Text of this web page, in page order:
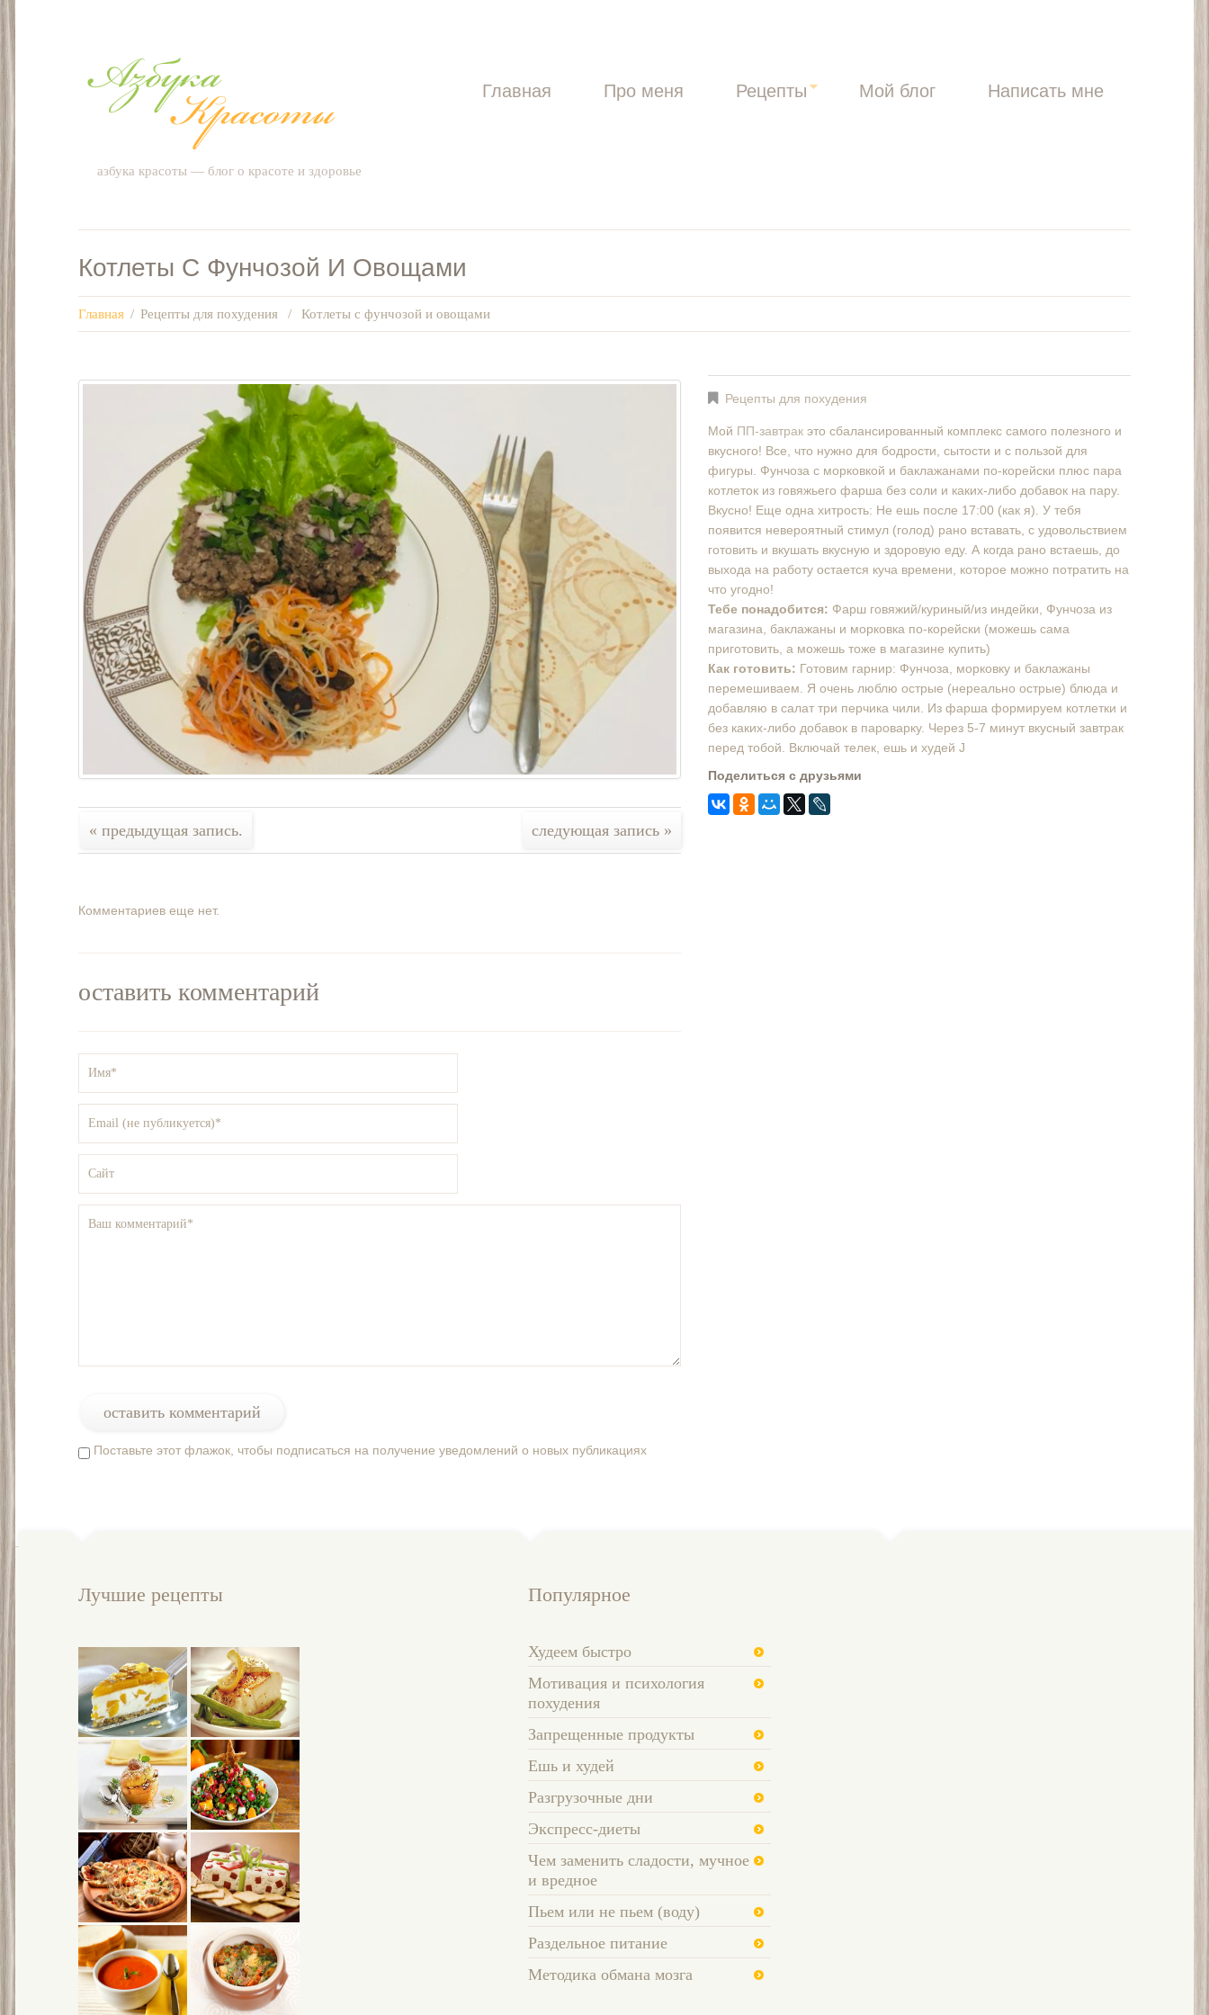
азбука красоты — блог о красоте и здоровье
Главная Про меня Рецепты Мой блог Написать мне
Котлеты С Фунчозой И Овощами
Главная / Рецепты для похудения / Котлеты с фунчозой и овощами
« предыдущая запись. следующая запись »
Рецепты для похудения
Мой ПП-завтрак это сбалансированный комплекс самого полезного и
вкусного! Все, что нужно для бодрости, сытости и с пользой для
фигуры. Фунчоза с морковкой и баклажанами по-корейски плюс пара
котлеток из говяжьего фарша без соли и каких-либо добавок на пару.
Вкусно! Еще одна хитрость: Не ешь после 17:00 (как я). У тебя
появится невероятный стимул (голод) рано вставать, с удовольствием
готовить и вкушать вкусную и здоровую еду. А когда рано встаешь, до
выхода на работу остается куча времени, которое можно потратить на
что угодно!
Тебе понадобится: Фарш говяжий/куриный/из индейки, Фунчоза из
магазина, баклажаны и морковка по-корейски (можешь сама
приготовить, а можешь тоже в магазине купить)
Как готовить: Готовим гарнир: Фунчоза, морковку и баклажаны
перемешиваем. Я очень люблю острые (нереально острые) блюда и
добавляю в салат три перчика чили. Из фарша формируем котлетки и
без каких-либо добавок в пароварку. Через 5-7 минут вкусный завтрак
перед тобой. Включай телек, ешь и худей J
Поделиться с друзьями
Комментариев еще нет.
оставить комментарий
Поставьте этот флажок, чтобы подписаться на получение уведомлений о новых публикациях
Лучшие рецепты Популярное
Худеем быстро
Мотивация и психология
похудения
Запрещенные продукты
Ешь и худей
Разгрузочные дни
Экспресс-диеты
Чем заменить сладости, мучное
и вредное
Пьем или не пьем (воду)
Раздельное питание
Методика обмана мозга